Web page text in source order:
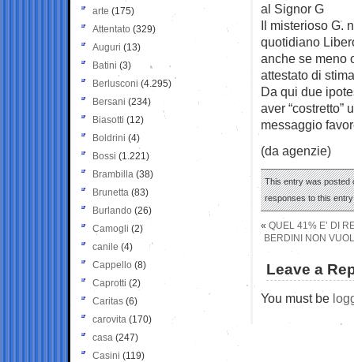
al Signor G
Il misterioso G.
quotidiano
anche se meno
attestato di
Da qui due
aver
messaggio
(da agenzie)
This entry was posted
responses to this
« QUEL 41% E’ DI
BERDINI NON
Leave a
You must be
arte (175)
Attentato (329)
Auguri (13)
Batini (3)
Berlusconi (4.295)
Bersani (234)
Biasotti (12)
Boldrini (4)
Bossi (1.221)
Brambilla (38)
Brunetta (83)
Burlando (26)
Camogli (2)
canile (4)
Cappello (8)
Caprotti (2)
Caritas (6)
carovita (170)
casa (247)
Casini (119)